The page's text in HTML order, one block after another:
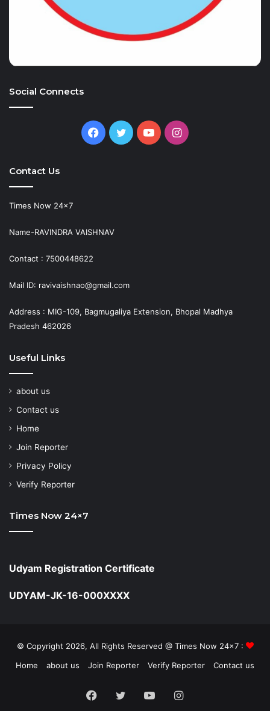
Social Connects
Facebook
TwitterYouTubeInstagram
Contact Us
Times Now 24×7
Name-RAVINDRA VAISHNAV
Contact : 7500448622
Mail ID: ravivaishnao@gmail.com
Address : MIG-109, Bagmugaliya Extension, Bhopal Madhya
Pradesh 462026
Useful Links
about us
Contact us
Home
Join Reporter
Privacy Policy
Verify Reporter
Times Now 24×7
Udyam Registration Certificate
UDYAM-JK-16-000XXXX
© Copyright 2026, All Rights Reserved @ Times Now 24x7 :
Home
about us Join Reporter Verify Reporter Contact us
Facebook
TwitterYouTubeInstagram